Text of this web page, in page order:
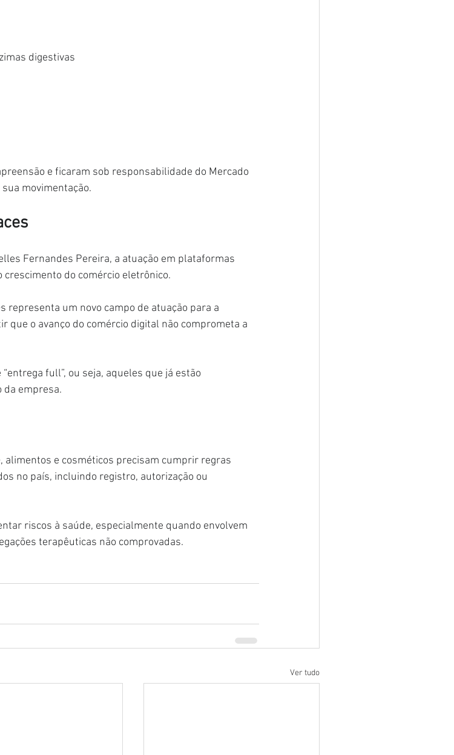
digestivas
e ficaram sob responsabilidade do Mercado
movimentação.
Fernandes Pereira, a atuação em plataformas
do comércio eletrônico.
representa um novo campo de atuação para a
que o avanço do comércio digital não comprometa a
full”, ou seja, aqueles que já estão
da empresa.
alimentos e cosméticos precisam cumprir regras
no país, incluindo registro, autorização ou
riscos à saúde, especialmente quando envolvem
terapêuticas não comprovadas.
Ver tudo